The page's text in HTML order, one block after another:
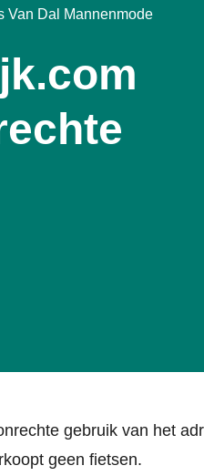
Van Dal Mannenmode
gebruik van het
geen fietsen.